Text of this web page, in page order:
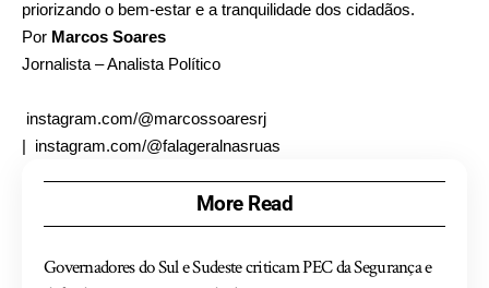
priorizando o bem-estar e a tranquilidade dos cidadãos.
Por Marcos Soares
Jornalista – Analista Político
instagram.com/@marcossoaresrj
| instagram.com/@falageralnasruas
More Read
Governadores do Sul e Sudeste criticam PEC da Segurança e